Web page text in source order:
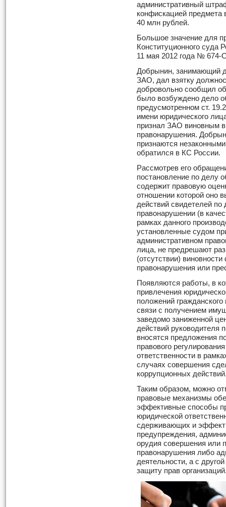
административный
конфискацией предмета
40 млн рублей.
Большое значение для
Конституционного суда
11 мая 2012 года № 674-
Добрынин, занимающий
ЗАО, дал взятку
добровольно сообщил
было возбуждено дело
предусмотренном ст.
имени юридического
признал ЗАО виновным в
правонарушения.
признаются
обратился в КС России.
Рассмотрев его
постановление по делу
содержит правовую
отношении которой оно
действий свидетелей
правонарушении (в
рамках данного
установленные судом
административном
лица, не предрешают
(отсутствии)
правонарушения или
Появляются работы, в
привлечения
положений
связи с получением
заведомо заниженной
действий руководителя
вносятся предложения
правового
ответственности в
случаях совершения
коррупционных
Таким образом, можно
правовые механизмы
эффективные способы
юридической
сдерживающих и
предупреждения,
орудия совершения или
правонарушения либо
деятельности, а с
защиту прав